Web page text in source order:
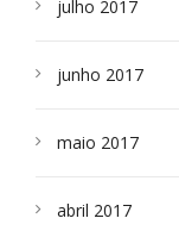
julho 2017
junho 2017
maio 2017
abril 2017